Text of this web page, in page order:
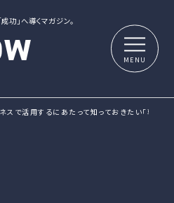
功」へ導くマガジン。
スで活用するにあたって知っておきたい「専門用